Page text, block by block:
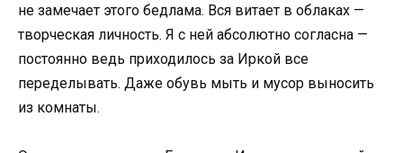
не замечает этого бедлама. Вся витает в облаках —
творческая личность. Я с ней абсолютно согласна —
постоянно ведь приходилось за Иркой все
переделывать. Даже обувь мыть и мусор выносить
из комнаты.